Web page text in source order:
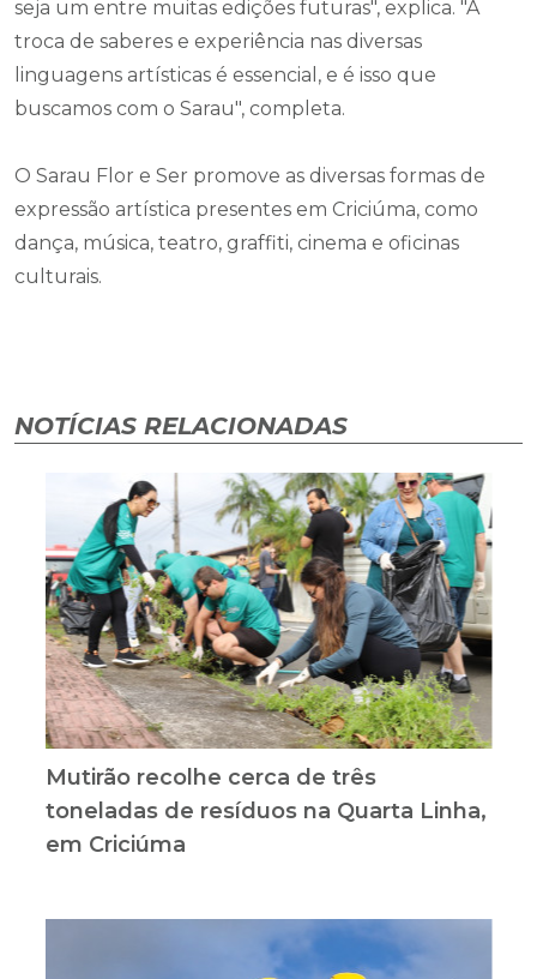
seja um entre muitas edições futuras", explica. "A
troca de saberes e experiência nas diversas
linguagens artísticas é essencial, e é isso que
buscamos com o Sarau", completa.
O Sarau Flor e Ser promove as diversas formas de
expressão artística presentes em Criciúma, como
dança, música, teatro, graffiti, cinema e oficinas
culturais.
NOTÍCIAS RELACIONADAS
Mutirão recolhe cerca de três
toneladas de resíduos na Quarta Linha,
em Criciúma